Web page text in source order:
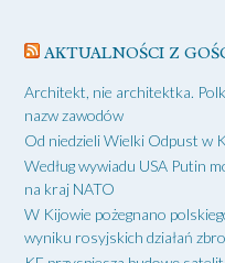
AKTUALNOŚCI Z
Architekt, nie architektka.
nazw zawodów
Od niedzieli Wielki Odpust w
Według wywiadu USA Putin
na kraj NATO
W Kijowie pożegnano
wyniku rosyjskich działań